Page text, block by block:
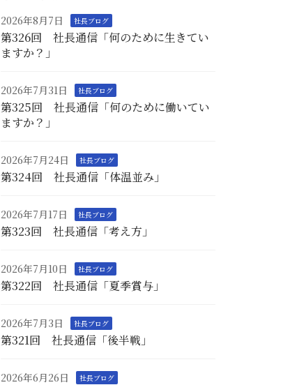
2026年8月7日 社長ブログ
第326回 社長通信「何のために生きてい
ますか？」
2026年7月31日 社長ブログ
第325回 社長通信「何のために働いてい
ますか？」
2026年7月24日 社長ブログ
第324回 社長通信「体温並み」
2026年7月17日 社長ブログ
第323回 社長通信「考え方」
2026年7月10日 社長ブログ
第322回 社長通信「夏季賞与」
2026年7月3日 社長ブログ
第321回 社長通信「後半戦」
2026年6月26日 社長ブログ